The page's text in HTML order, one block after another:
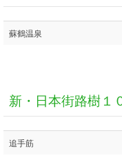
蘇鶴温泉
新・日本街路樹１
追手筋